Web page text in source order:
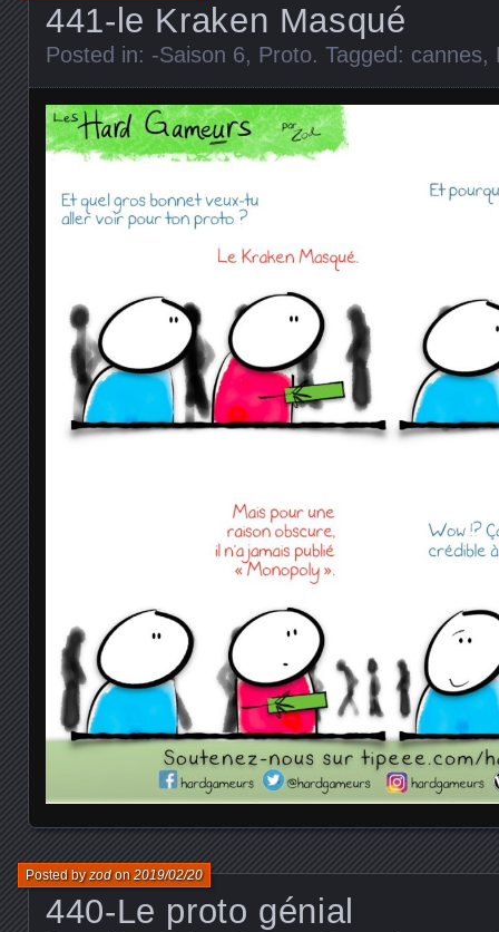
441-le Kraken Masqué
Posted in: -Saison 6, Proto. Tagged: cannes,
440-Le proto génial
Posted byzodon2019/02/20